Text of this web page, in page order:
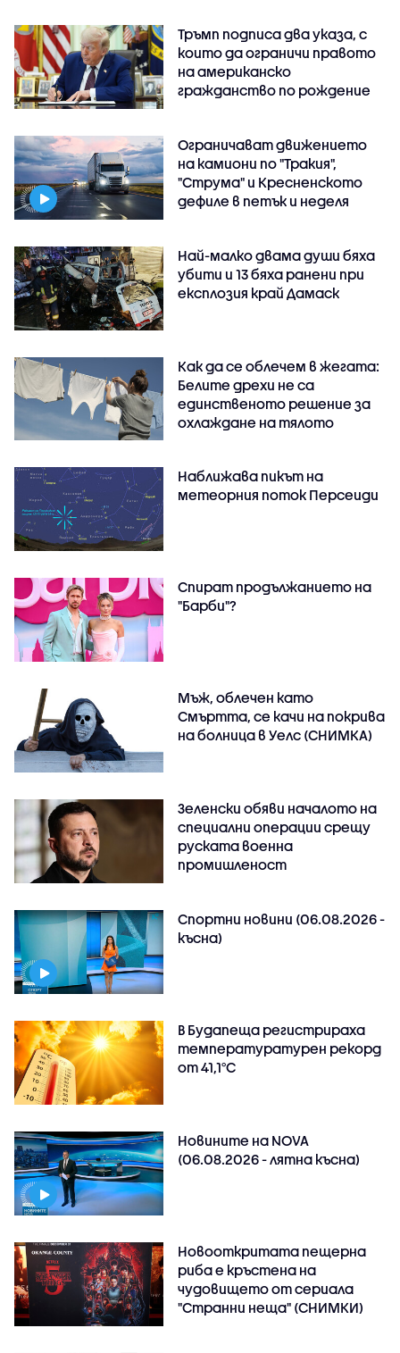
Тръмп подписа два указа, с
които да ограничи правото
на американско
гражданство по рождение
Ограничават движението
на камиони по "Тракия",
"Струма" и Кресненското
дефиле в петък и неделя
Най-малко двама души бяха
убити и 13 бяха ранени при
експлозия край Дамаск
Как да се облечем в жегата:
Белите дрехи не са
единственото решение за
охлаждане на тялото
Наближава пикът на
метеорния поток Персеиди
Спират продължанието на
"Барби"?
Мъж, облечен като
Смъртта, се качи на покрива
на болница в Уелс (СНИМКА)
Зеленски обяви началото на
специални операции срещу
руската военна
промишленост
Спортни новини (06.08.2026 -
късна)
В Будапеща регистрираха
температуратурен рекорд
от 41,1°C
Новините на NOVA
(06.08.2026 - лятна късна)
Новооткритата пещерна
риба е кръстена на
чудовището от сериала
"Странни неща" (СНИМКИ)